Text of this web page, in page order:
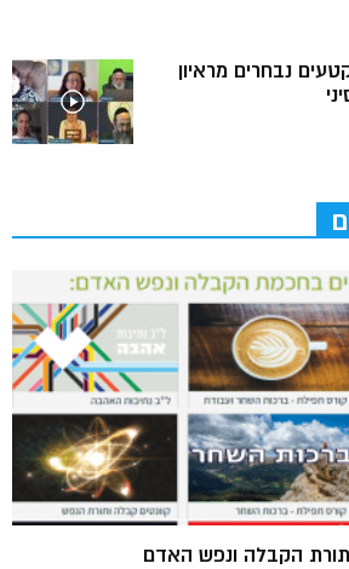
נבחרים מראיון
הקבלה ונפש האדם